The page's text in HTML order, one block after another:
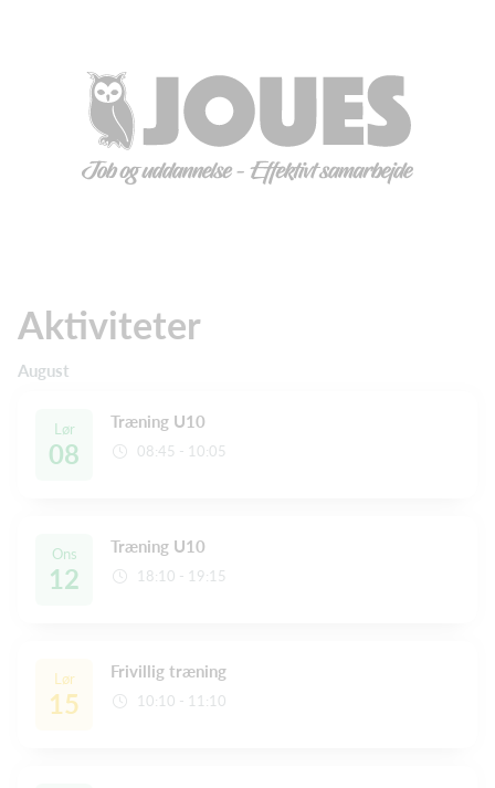
Aktiviteter
August
Lør
08
Træning U10
08:45 - 10:05
Ons
12
Træning U10
18:10 - 19:15
Lør
15
Frivillig træning
10:10 - 11:10